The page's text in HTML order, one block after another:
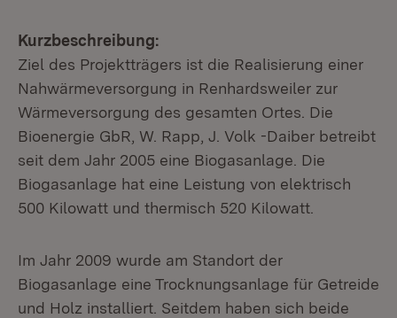
Kurzbeschreibung:
Ziel des Projektträgers ist die Realisierung einer
Nahwärmeversorgung in Renhardsweiler zur
Wärmeversorgung des gesamten Ortes. Die
Bioenergie GbR, W. Rapp, J. Volk -Daiber betreibt
seit dem Jahr 2005 eine Biogasanlage. Die
Biogasanlage hat eine Leistung von elektrisch
500 Kilowatt und thermisch 520 Kilowatt.
Im Jahr 2009 wurde am Standort der
Biogasanlage eine Trocknungsanlage für Getreide
und Holz installiert. Seitdem haben sich beide